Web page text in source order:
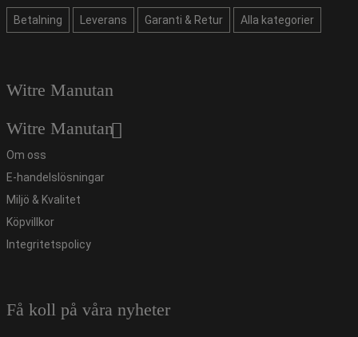
Betalning Leverans Garanti & Retur Alla kategorier
Witre Manutan
Witre Manutan
Om oss
E-handelslösningar
Miljö & Kvalitet
Köpvillkor
Integritetspolicy
Få koll på våra nyheter